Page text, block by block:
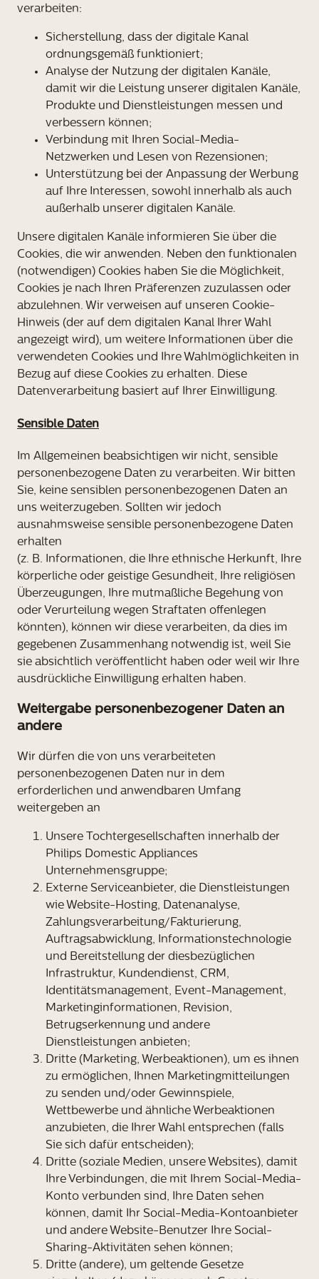
verarbeiten:
Sicherstellung, dass der digitale Kanal
ordnungsgemäß funktioniert;
Analyse der Nutzung der digitalen Kanäle,
damit wir die Leistung unserer digitalen Kanäle,
Produkte und Dienstleistungen messen und
verbessern können;
Verbindung mit Ihren Social-Media-
Netzwerken und Lesen von Rezensionen;
Unterstützung bei der Anpassung der Werbung
auf Ihre Interessen, sowohl innerhalb als auch
außerhalb unserer digitalen Kanäle.
Unsere digitalen Kanäle informieren Sie über die
Cookies, die wir anwenden. Neben den funktionalen
(notwendigen) Cookies haben Sie die Möglichkeit,
Cookies je nach Ihren Präferenzen zuzulassen oder
abzulehnen. Wir verweisen auf unseren Cookie-
Hinweis (der auf dem digitalen Kanal Ihrer Wahl
angezeigt wird), um weitere Informationen über die
verwendeten Cookies und Ihre Wahlmöglichkeiten in
Bezug auf diese Cookies zu erhalten. Diese
Datenverarbeitung basiert auf Ihrer Einwilligung.
Sensible Daten
Im Allgemeinen beabsichtigen wir nicht, sensible
personenbezogene Daten zu verarbeiten. Wir bitten
Sie, keine sensiblen personenbezogenen Daten an
uns weiterzugeben. Sollten wir jedoch
ausnahmsweise sensible personenbezogene Daten
erhalten
(z. B. Informationen, die Ihre ethnische Herkunft, Ihre
körperliche oder geistige Gesundheit, Ihre religiösen
Überzeugungen, Ihre mutmaßliche Begehung von
oder Verurteilung wegen Straftaten offenlegen
könnten), können wir diese verarbeiten, da dies im
gegebenen Zusammenhang notwendig ist, weil Sie
sie absichtlich veröffentlicht haben oder weil wir Ihre
ausdrückliche Einwilligung erhalten haben.
Weitergabe personenbezogener Daten an
andere
Wir dürfen die von uns verarbeiteten
personenbezogenen Daten nur in dem
erforderlichen und anwendbaren Umfang
weitergeben an
Unsere Tochtergesellschaften innerhalb der
Philips Domestic Appliances
Unternehmensgruppe;
Externe Serviceanbieter, die Dienstleistungen
wie Website-Hosting, Datenanalyse,
Zahlungsverarbeitung/Fakturierung,
Auftragsabwicklung, Informationstechnologie
und Bereitstellung der diesbezüglichen
Infrastruktur, Kundendienst, CRM,
Identitätsmanagement, Event-Management,
Marketinginformationen, Revision,
Betrugserkennung und andere
Dienstleistungen anbieten;
Dritte (Marketing, Werbeaktionen), um es ihnen
zu ermöglichen, Ihnen Marketingmitteilungen
zu senden und/oder Gewinnspiele,
Wettbewerbe und ähnliche Werbeaktionen
anzubieten, die Ihrer Wahl entsprechen (falls
Sie sich dafür entscheiden);
Dritte (soziale Medien, unsere Websites), damit
Ihre Verbindungen, die mit Ihrem Social-Media-
Konto verbunden sind, Ihre Daten sehen
können, damit Ihr Social-Media-Kontoanbieter
und andere Website-Benutzer Ihre Social-
Sharing-Aktivitäten sehen können;
Dritte (andere), um geltende Gesetze